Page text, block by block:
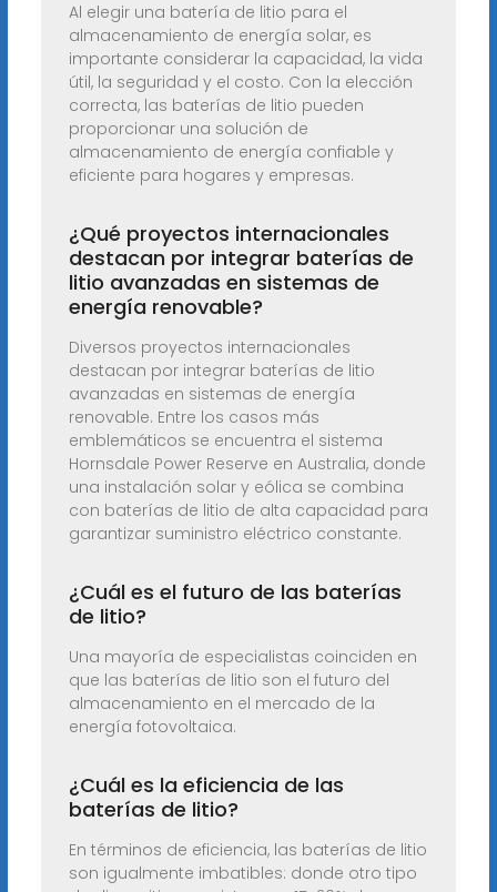
Al elegir una batería de litio para el
almacenamiento de energía solar, es
importante considerar la capacidad, la vida
útil, la seguridad y el costo. Con la elección
correcta, las baterías de litio pueden
proporcionar una solución de
almacenamiento de energía confiable y
eficiente para hogares y empresas.
¿Qué proyectos internacionales
destacan por integrar baterías de
litio avanzadas en sistemas de
energía renovable?
Diversos proyectos internacionales
destacan por integrar baterías de litio
avanzadas en sistemas de energía
renovable. Entre los casos más
emblemáticos se encuentra el sistema
Hornsdale Power Reserve en Australia, donde
una instalación solar y eólica se combina
con baterías de litio de alta capacidad para
garantizar suministro eléctrico constante.
¿Cuál es el futuro de las baterías
de litio?
Una mayoría de especialistas coinciden en
que las baterías de litio son el futuro del
almacenamiento en el mercado de la
energía fotovoltaica.
¿Cuál es la eficiencia de las
baterías de litio?
En términos de eficiencia, las baterías de litio
son igualmente imbatibles: donde otro tipo